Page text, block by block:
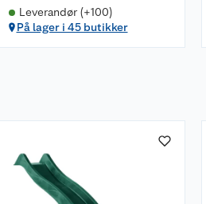
Leverandør (+100)
På lager i 45 butikker